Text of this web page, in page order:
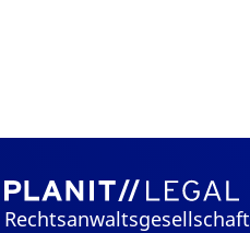
Rechtsanwaltsgesellschaft